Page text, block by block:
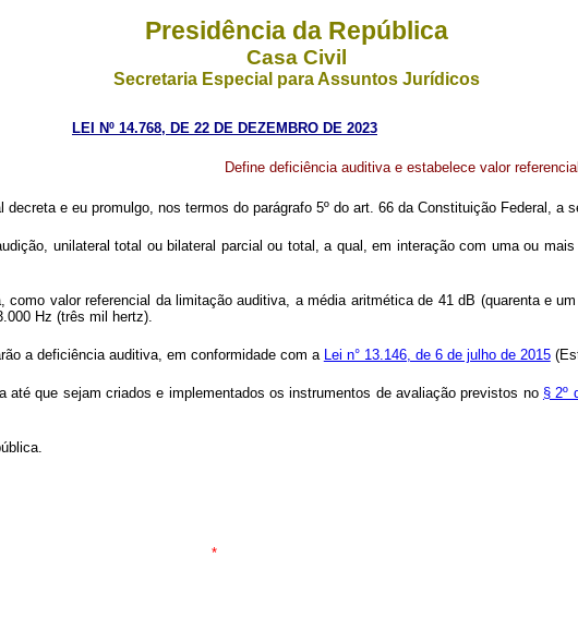
Presidência da República
Casa Civil
Secretaria Especial para Assuntos Jurídicos
LEI Nº 14.768, DE 22 DE DEZEMBRO DE 2023
Define deficiência auditiva e estabelece valor
e eu promulgo, nos termos do parágrafo 5º do art. 66 da Constituição Federal, a
unilateral total ou bilateral parcial ou total, a qual, em interação com uma ou
como valor referencial da limitação auditiva, a média aritmética de 41 dB (quarenta e
Hz (três mil hertz).
a deficiência auditiva, em conformidade com a Lei n° 13.146, de 6 de julho de 2015
que sejam criados e implementados os instrumentos de avaliação previstos no § 2º
*